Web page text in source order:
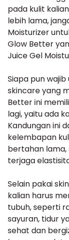
pada kulit
lebih lama,
Moisturizer
Glow Better
Juice Gel
Siapa pun
skincare yang
Better ini
lagi, yaitu ada
Kandungan ini
kelembapan
bertahan
terjaga
Selain pakai
kalian harus
tubuh, seperti
sayuran, tidur
sehat dan